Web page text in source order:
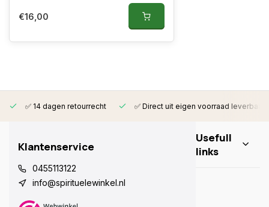
€16,00
✅ 14 dagen retourrecht ✅ Direct uit eigen voorraad leverbaar
Klantenservice
0455113122
info@spirituelewinkel.nl
Usefull
links